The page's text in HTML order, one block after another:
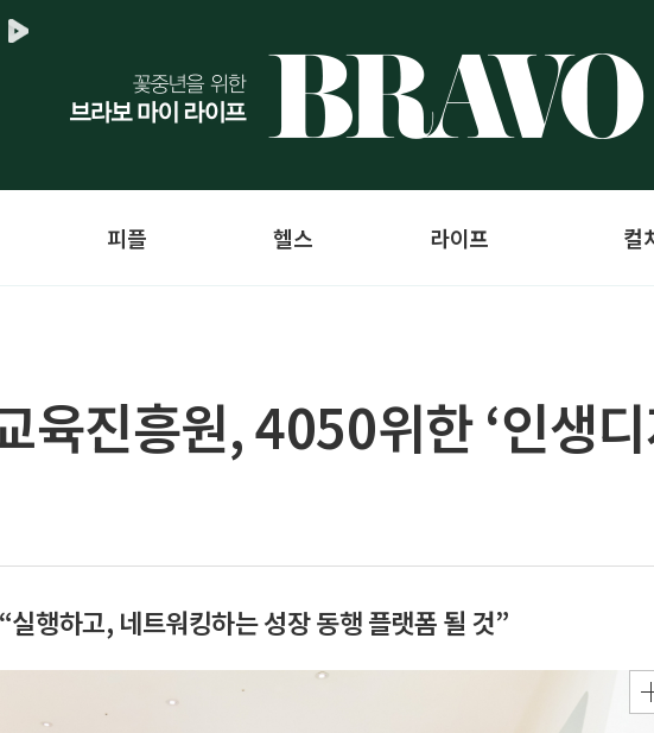
피플 헬스 라이프 컬
육진흥원, 4050위한 ‘인생
행하고, 네트워킹하는 성장 동행 플랫폼 될 것”